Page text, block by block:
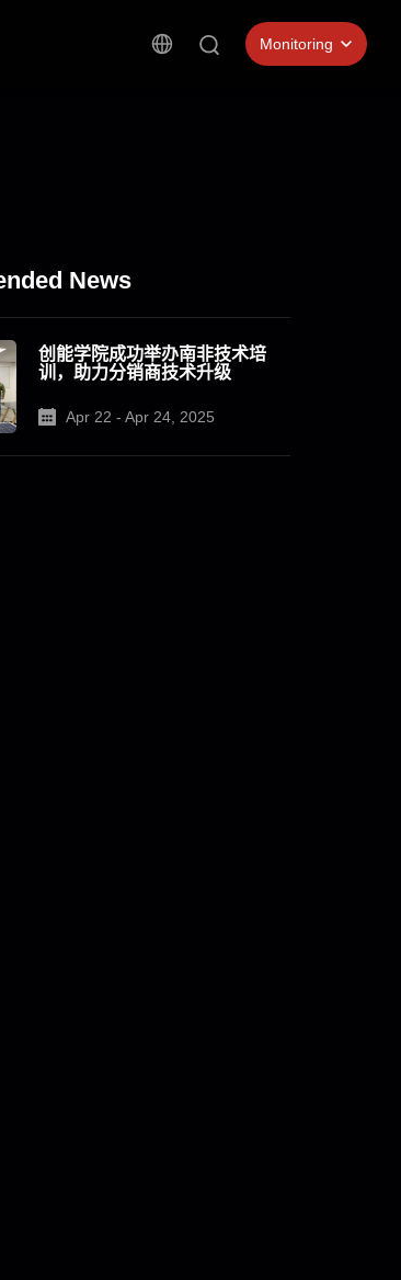
Monitoring
News
创能学院成功举办南非技术培
训，助力分销商技术升级
Apr 22 - Apr 24, 2025